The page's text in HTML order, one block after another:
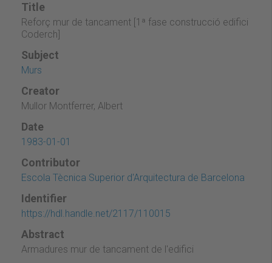
Title
Reforç mur de tancament [1ª fase construcció edifici
Coderch]
Subject
Murs
Creator
Mullor Montferrer, Albert
Date
1983-01-01
Contributor
Escola Tècnica Superior d'Arquitectura de Barcelona
Identifier
https://hdl.handle.net/2117/110015
Abstract
Armadures mur de tancament de l'edifici